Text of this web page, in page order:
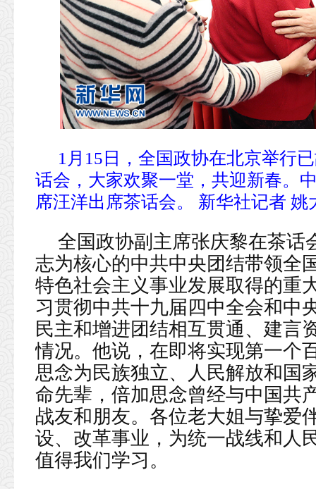
1月15日，全国政协在北京举行
话会，大家欢聚一堂，共迎新春。
席汪洋出席茶话会。 新华社记者 姚
全国政协副主席张庆黎在茶话
志为核心的中共中央团结带领全
特色社会主义事业发展取得的重
习贯彻中共十九届四中全会和中
民主和增进团结相互贯通、建言
情况。他说，在即将实现第一个
思念为民族独立、人民解放和国
命先辈，倍加思念曾经与中国共
战友和朋友。各位老大姐与挚爱
设、改革事业，为统一战线和人
值得我们学习。